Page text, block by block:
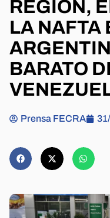
REGIÓN,
LA NAFTA
BARATO
Prensa FECRA